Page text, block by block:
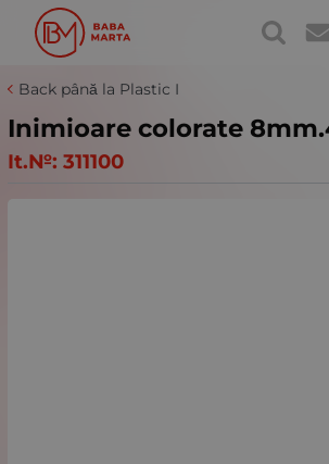
Back până la Plastic I
Inimioare colorate
It.№: 311100